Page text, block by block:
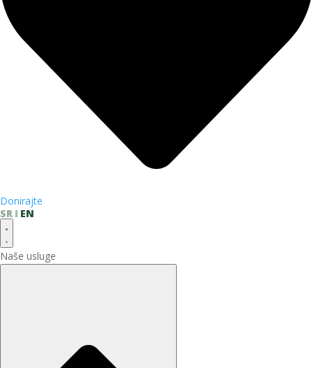
Donirajte
SR
EN
Naše usluge